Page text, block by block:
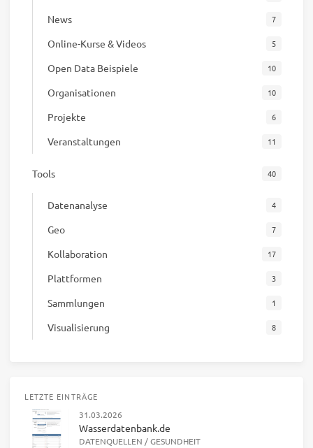
News 7
Online-Kurse & Videos 5
Open Data Beispiele 10
Organisationen 10
Projekte 6
Veranstaltungen 11
Tools 40
Datenanalyse 4
Geo 7
Kollaboration 17
Plattformen 3
Sammlungen 1
Visualisierung 8
LETZTE EINTRÄGE
31.03.2026
Wasserdatenbank.de
DATENQUELLEN /GESUNDHEIT